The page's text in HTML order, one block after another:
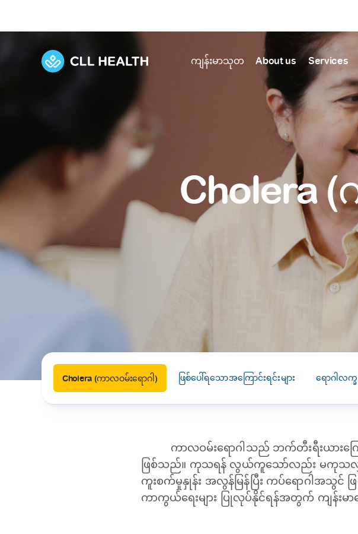
ကျန်းမာသုတ
View all health articles
Emergencies
Diseases and Conditions
Symptoms
Tests and Procedures
Drugs and Supplements
Find Health
C
L
Or search by
SEARCH
About us
About us
Discover our commitment to transforming healthcare
Our history
Careers
Services
Explore Services
Comprehensive care for your health and well-being
Primary care Developmental
Immunisation
Digestive care Fertility care
Our Facilities
Comprehensive care for your health and well-being
Our polyclinics
Quality primary and specialty care near you
Our clinics
Diagnostics and treatment in one place
Cholera
Cholera (ကာလဝမ်းရောဂါ) ‌ဖြစ်ပေါ်ရသောအကြောင်းရင်းများ ရောဂါလက္ခ
ကာလဝမ်းရောဂါသည် ဘက်တီးရီးယားကြ
ဖြစ်သည်။ ကုသရန် လွယ်ကူသော်လည်း မကုသလ
ကူးစက်မှုနှုန်း အလွန်မြန်ပြီး ကပ်ရောဂါအသွင် ဖ
ကာကွယ်ရေးများ ပြုလုပ်နိုင်ရန်အတွက် ကျန်းမာ